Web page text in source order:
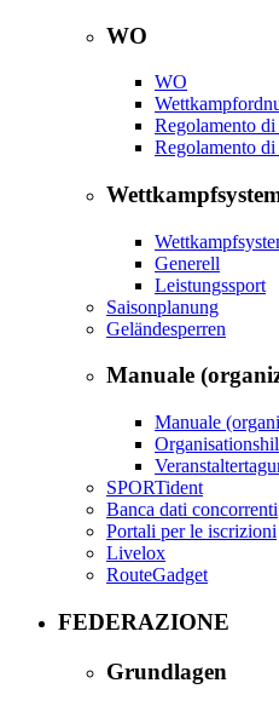
WO
WO
Regolamento
Regolamento
Generell
Leistungssport
Saisonplanung
Geländesperren
Manuale
Manuale
SPORTident
Banca dati concorrenti
Portali per le iscrizioni
Livelox
RouteGadget
FEDERAZIONE
Grundlagen